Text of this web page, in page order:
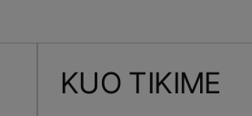
KUO TIKIME